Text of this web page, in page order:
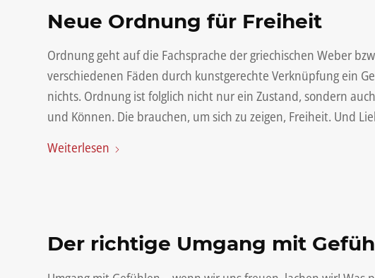
Neue Ordnung für Freiheit
Ordnung geht auf die Fachsprache der griechischen Weber
verschiedenen Fäden durch kunstgerechte Verknüpfung ein
nichts. Ordnung ist folglich nicht nur ein Zustand, sondern
und Können. Die brauchen, um sich zu zeigen, Freiheit. Und
Weiterlesen
Der richtige Umgang mit